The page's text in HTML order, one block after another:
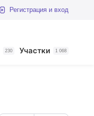
Регистрация и вход
230 Участки 1 068